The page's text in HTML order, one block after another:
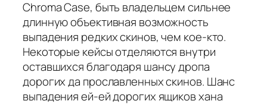
Chroma Case, быть владельцем сильнее
длинную объективная возможность
выпадения редких скинов, чем кое-кто.
Некоторые кейсы отделяются внутри
оставшихся благодаря шансу дропа
дорогих да прославленных скинов. Шанс
выпадения ей-ей дорогих ящиков хана